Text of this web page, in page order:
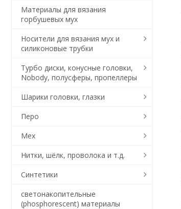
Материалы для вязания
горбушевых мух
Носители для вязания мух и
силиконовые трубки
Турбо диски, конусные головки,
Nobody, полусферы, пропеллеры
Шарики головки, глазки
Перо
Мех
Нитки, шёлк, проволока и т.д.
Синтетики
светонакопительные
(phosphorescent) материалы